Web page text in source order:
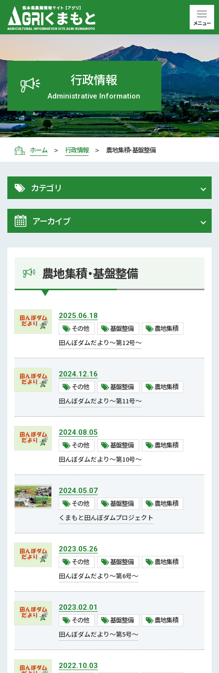
行政情報
Administrative Information
ホーム 行政情報 農地集積・基盤整備
農地集積・基盤整備
2025.06.18
その他 基盤整備
農地集積
田んぼダムだより～第12号～
2024.12.16
その他 基盤整備
農地集積
田んぼダムだより～第11号～
2024.08.05
その他 基盤整備
農地集積
田んぼダムだより～第10号～
2024.05.07
その他 基盤整備
農地集積
くまもと田んぼダムプロジェクト
2023.05.26
その他 基盤整備
農地集積
田んぼダムだより～第6号～
2023.02.01
その他 基盤整備
農地集積
田んぼダムだより～第5号～
2022.10.03
カテゴリ
ALL
農業研究センター
その他
中山間地域対策
むらづくり
鳥獣害
担い手対策
新規就農者
熊本県青年農業者クラブ
農大
流通・地産地消
地産地消・食文化継承
生産力強化対策
スマート農業
モデル経営・経営指導
地下水・グリーン農業・GAP
新品種・新技術
農作業安全
農薬・肥料
補助事業等
補助事業
農地集積・基盤整備
その他
アーカイブ
2025年 (6)
2023年 (6)
2021年 (13)
2020年 (21)
2019年 (5)
2018年 (8)
メニュー